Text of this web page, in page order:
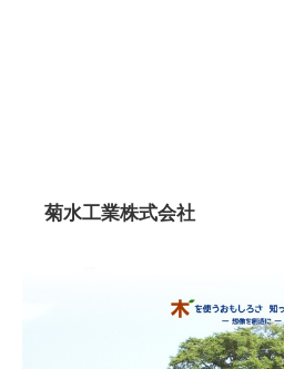
菊水工業株式会社